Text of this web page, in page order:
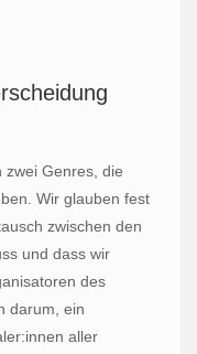
zwei Genres, die
Wir glauben fest
zwischen den
und dass wir
des
darum, ein
aller